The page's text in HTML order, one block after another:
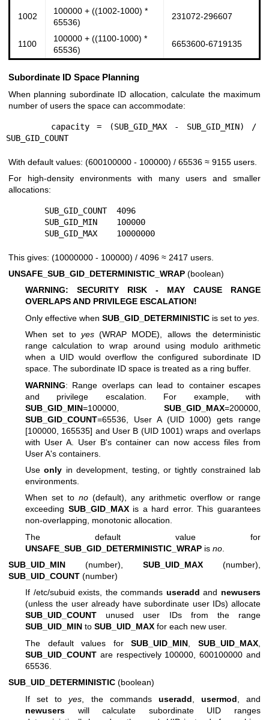
1002
100000 + ((1002-1000) *
65536)
231072-296607
1100
100000 + ((1100-1000) *
65536)
6653600-6719135
Subordinate ID Space Planning
When planning subordinate ID allocation, calculate the maximum
number of users the space can accommodate:
SUB_GID_COUNT
With default values: (600100000 - 100000) / 65536 ≈ 9155 users.
For high-density environments with many users and smaller
allocations:
        SUB_GID_MAX    10000000
This gives: (10000000 - 100000) / 4096 ≈ 2417 users.
UNSAFE_SUB_GID_DETERMINISTIC_WRAP (boolean)
WARNING: SECURITY RISK - MAY CAUSE RANGE
OVERLAPS AND PRIVILEGE ESCALATION!
Only effective when SUB_GID_DETERMINISTIC is set to yes
When set to yes(WRAP MODE), allows the deterministic
range calculation to wrap around using modulo arithmetic
when a UID would overflow the configured subordinate ID
space. The subordinate ID space is treated as a ring buffer.
WARNING: Range overlaps can lead to container escapes
and privilege escalation. For example, with
SUB_GID_MIN=100000, SUB_GID_MAX=200000,
SUB_GID_COUNT=65536, User A (UID 1000) gets range
[100000, 165535] and User B (UID 1001) wraps and overlaps
with User A. User B's container can now access files from
User A's containers.
Useonly in development, testing, or tightly constrained lab
environments.
When set to no (default), any arithmetic overflow or range
exceeding SUB_GID_MAXis a hard error. This guarantees
non-overlapping, monotonic allocation.
The default value for
UNSAFE_SUB_GID_DETERMINISTIC_WRAP is no
SUB_UID_MIN (number), SUB_UID_MAX (number),
SUB_UID_COUNT (number)
If /etc/subuid exists, the commands useradd and newusers
(unless the user already have subordinate user IDs) allocate
SUB_UID_COUNT unused user IDs from the range
SUB_UID_MIN to SUB_UID_MAX for each new user.
The default values forSUB_UID_MIN ,SUB_UID_MAX
SUB_UID_COUNT are respectively 100000, 600100000 and
65536.
SUB_UID_DETERMINISTIC (boolean)
If set toyes , the commands useradd usermod , and
newusers will calculate subordinate UID ranges